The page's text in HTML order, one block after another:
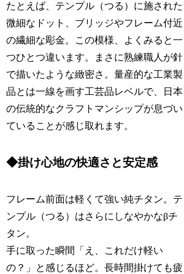
たとえば、テンプル（つる）に施された
微細なドット、ブリッジやフレーム付近
の繊細な彫金。この模様、よくみると一
つひとつ違います。まさに熟練職人が針
で描いたような緻密さ。量産的な工業製
品とは一線を画す工芸品レベルで、日本
の伝統的なクラフトマンシップが息づい
ていることが感じ取れます。
◆掛け心地の快適さと安定感
フレーム前面は軽くて強い純チタン。テ
ンプル（つる）はさらにしなやかなβチ
タン。
手に取った瞬間「え、これだけ軽い
の？」と感じるほど。長時間掛けても疲